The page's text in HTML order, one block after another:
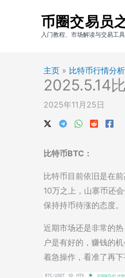
币圈交易员
入门教程、市场解读与交易工具
主页 » 比特币行情分析
2025.5.14
2025年11月25日
比特币BTC：
比特币目前依旧是在
10万之上，山寨币还
保持持币待涨的态度。
近期市场还是非常的
户是有好的，赚钱的
着急操作，看准了再下